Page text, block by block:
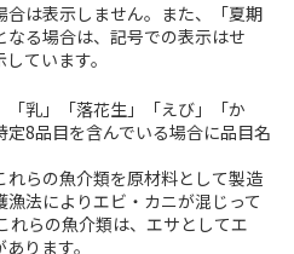
は表示しません。また、「夏期
る場合は、記号での表示はせ
ています。
乳」「落花生」「えび」「か
8品目を含んでいる場合に品目名
らの魚介類を原材料として製造
法によりエビ・カニが混じって
れらの魚介類は、エサとしてエ
ります。